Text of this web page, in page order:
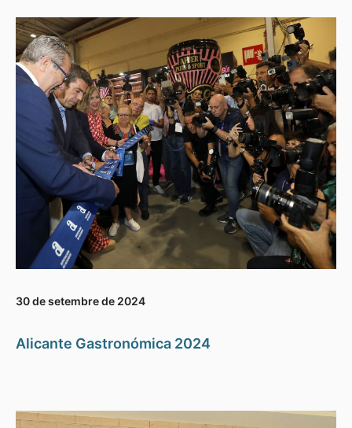
30 de setembre de 2024
Alicante Gastronómica 2024